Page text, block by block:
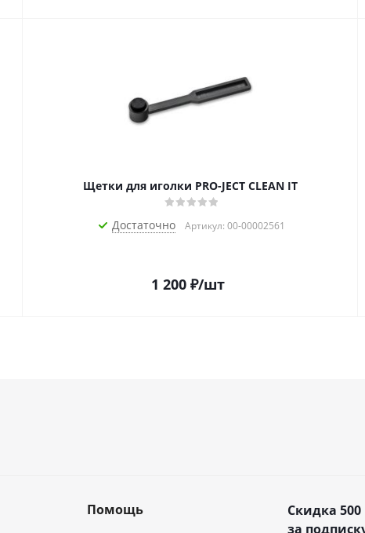
Щетки для иголки PRO-JECT CLEAN IT
Достаточно Артикул: 00-00002561
1 200₽/шт
Помощь
Скидка 500
за